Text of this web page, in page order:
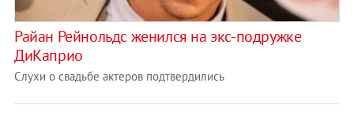
Райан Рейнольдс женился на экс-подружке
ДиКаприо
Слухи о свадьбе актеров подтвердились